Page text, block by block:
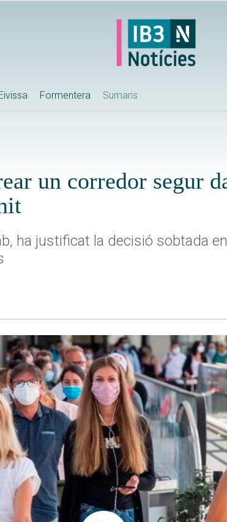
Formentera Sumaris
un corredor segur
ha justificat la decisió sobtada